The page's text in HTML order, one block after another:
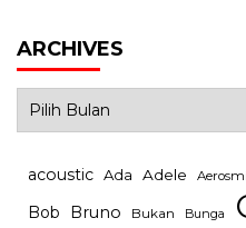
ARCHIVES
acoustic Ada Adele
Bob Bruno Bukan Bunga